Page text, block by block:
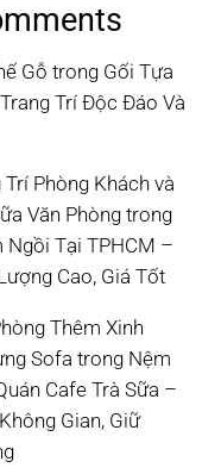
Gỗ trong Gối Tựa
Trí Độc Đáo Và
Phòng Khách và
Văn Phòng trong
Ngồi Tại TPHCM –
Cao, Giá Tốt
Thêm Xinh
Sofa trong Nệm
Cafe Trà Sữa –
Gian, Giữ